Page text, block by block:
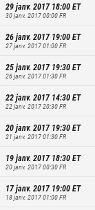
29 janv. 2017 18:00ET
30 janv. 2017 00:00FR
26 janv. 2017 19:00ET
27 janv. 2017 01:00FR
25 janv. 2017 19:30ET
26 janv. 2017 01:30FR
22 janv. 2017 14:30ET
22 janv. 2017 20:30FR
20 janv. 2017 19:30ET
21 janv. 2017 01:30FR
19 janv. 2017 18:30ET
20 janv. 2017 00:30FR
17 janv. 2017 19:00ET
18 janv. 2017 01:00FR